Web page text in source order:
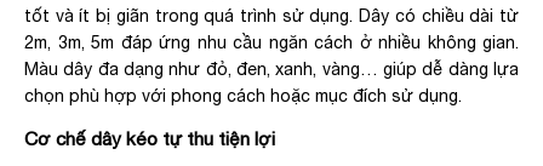
tốt và ít bị giãn trong quá trình sử dụng. Dây có chiều dài từ
2m, 3m, 5m đáp ứng nhu cầu ngăn cách ở nhiều không gian.
Màu dây đa dạng như đỏ, đen, xanh, vàng… giúp dễ dàng lựa
chọn phù hợp với phong cách hoặc mục đích sử dụng.
Cơ chế dây kéo tự thu tiện lợi